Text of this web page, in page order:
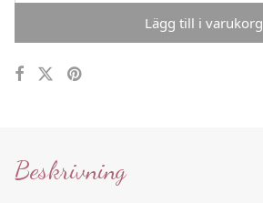
Lägg till i varukorg
Beskrivning